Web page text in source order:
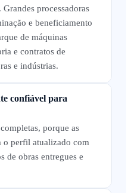
processadoras
e beneficiamento
de máquinas
e contratos de
e indústrias.
confiável para
porque as
o perfil atualizado com
de obras entregues e